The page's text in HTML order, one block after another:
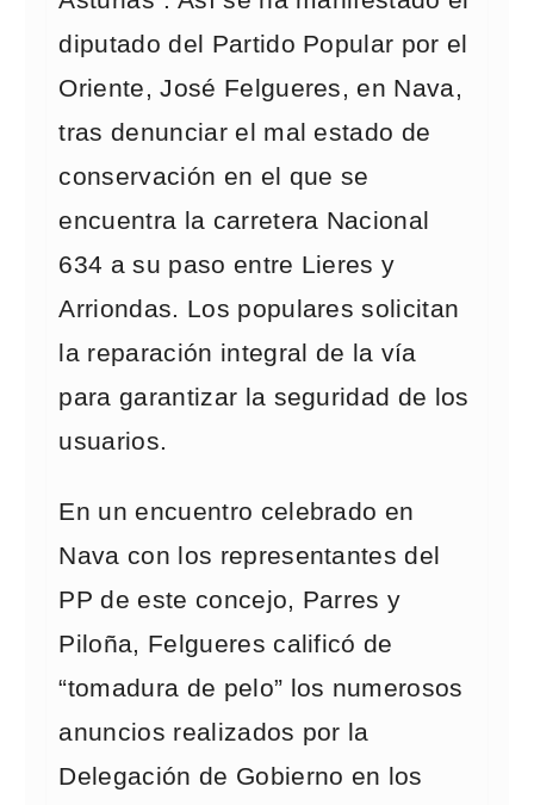
diputado del Partido Popular por el
Oriente, José Felgueres, en Nava,
tras denunciar el mal estado de
conservación en el que se
encuentra la carretera Nacional
634 a su paso entre Lieres y
Arriondas. Los populares solicitan
la reparación integral de la vía
para garantizar la seguridad de los
usuarios.
En un encuentro celebrado en
Nava con los representantes del
PP de este concejo, Parres y
Piloña, Felgueres calificó de
“tomadura de pelo” los numerosos
anuncios realizados por la
Delegación de Gobierno en los